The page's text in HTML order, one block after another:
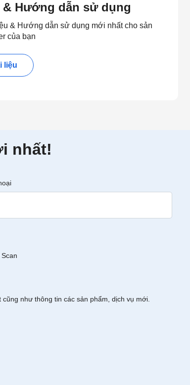
& Hướng dẫn sử dụng
& Hướng dẫn sử dụng mới nhất cho sản
của bạn
liệu
nhất!
như thông tin các sản phẩm, dịch vụ mới.